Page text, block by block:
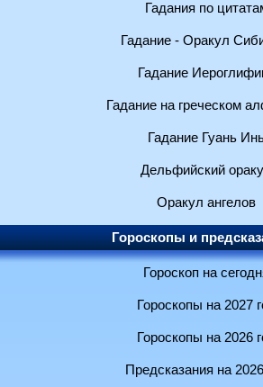
Гадания по
Гадание - Оракул
Гадание
Гадание на греческом
Гадание Гуань
Дельфийский
Оракул ангелов
Гороскопы и
Гороскоп на
Гороскопы на 2027
Гороскопы на 2026
Предсказания на